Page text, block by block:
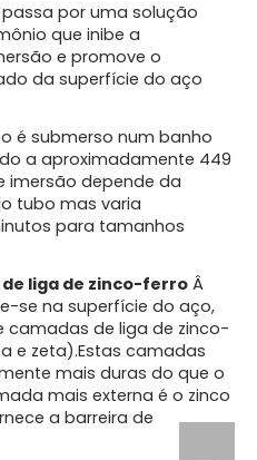
por uma solução
que inibe a
e promove o
da superfície do aço
é submerso num banho
a aproximadamente 449
imersão depende da
tubo mas varia
para tamanhos
liga de zinco-ferroÂ
se na superfície do aço,
camadas de liga de zinco-
e zeta).Estas camadas
mais duras do que o
mais externa é o zinco
a barreira de